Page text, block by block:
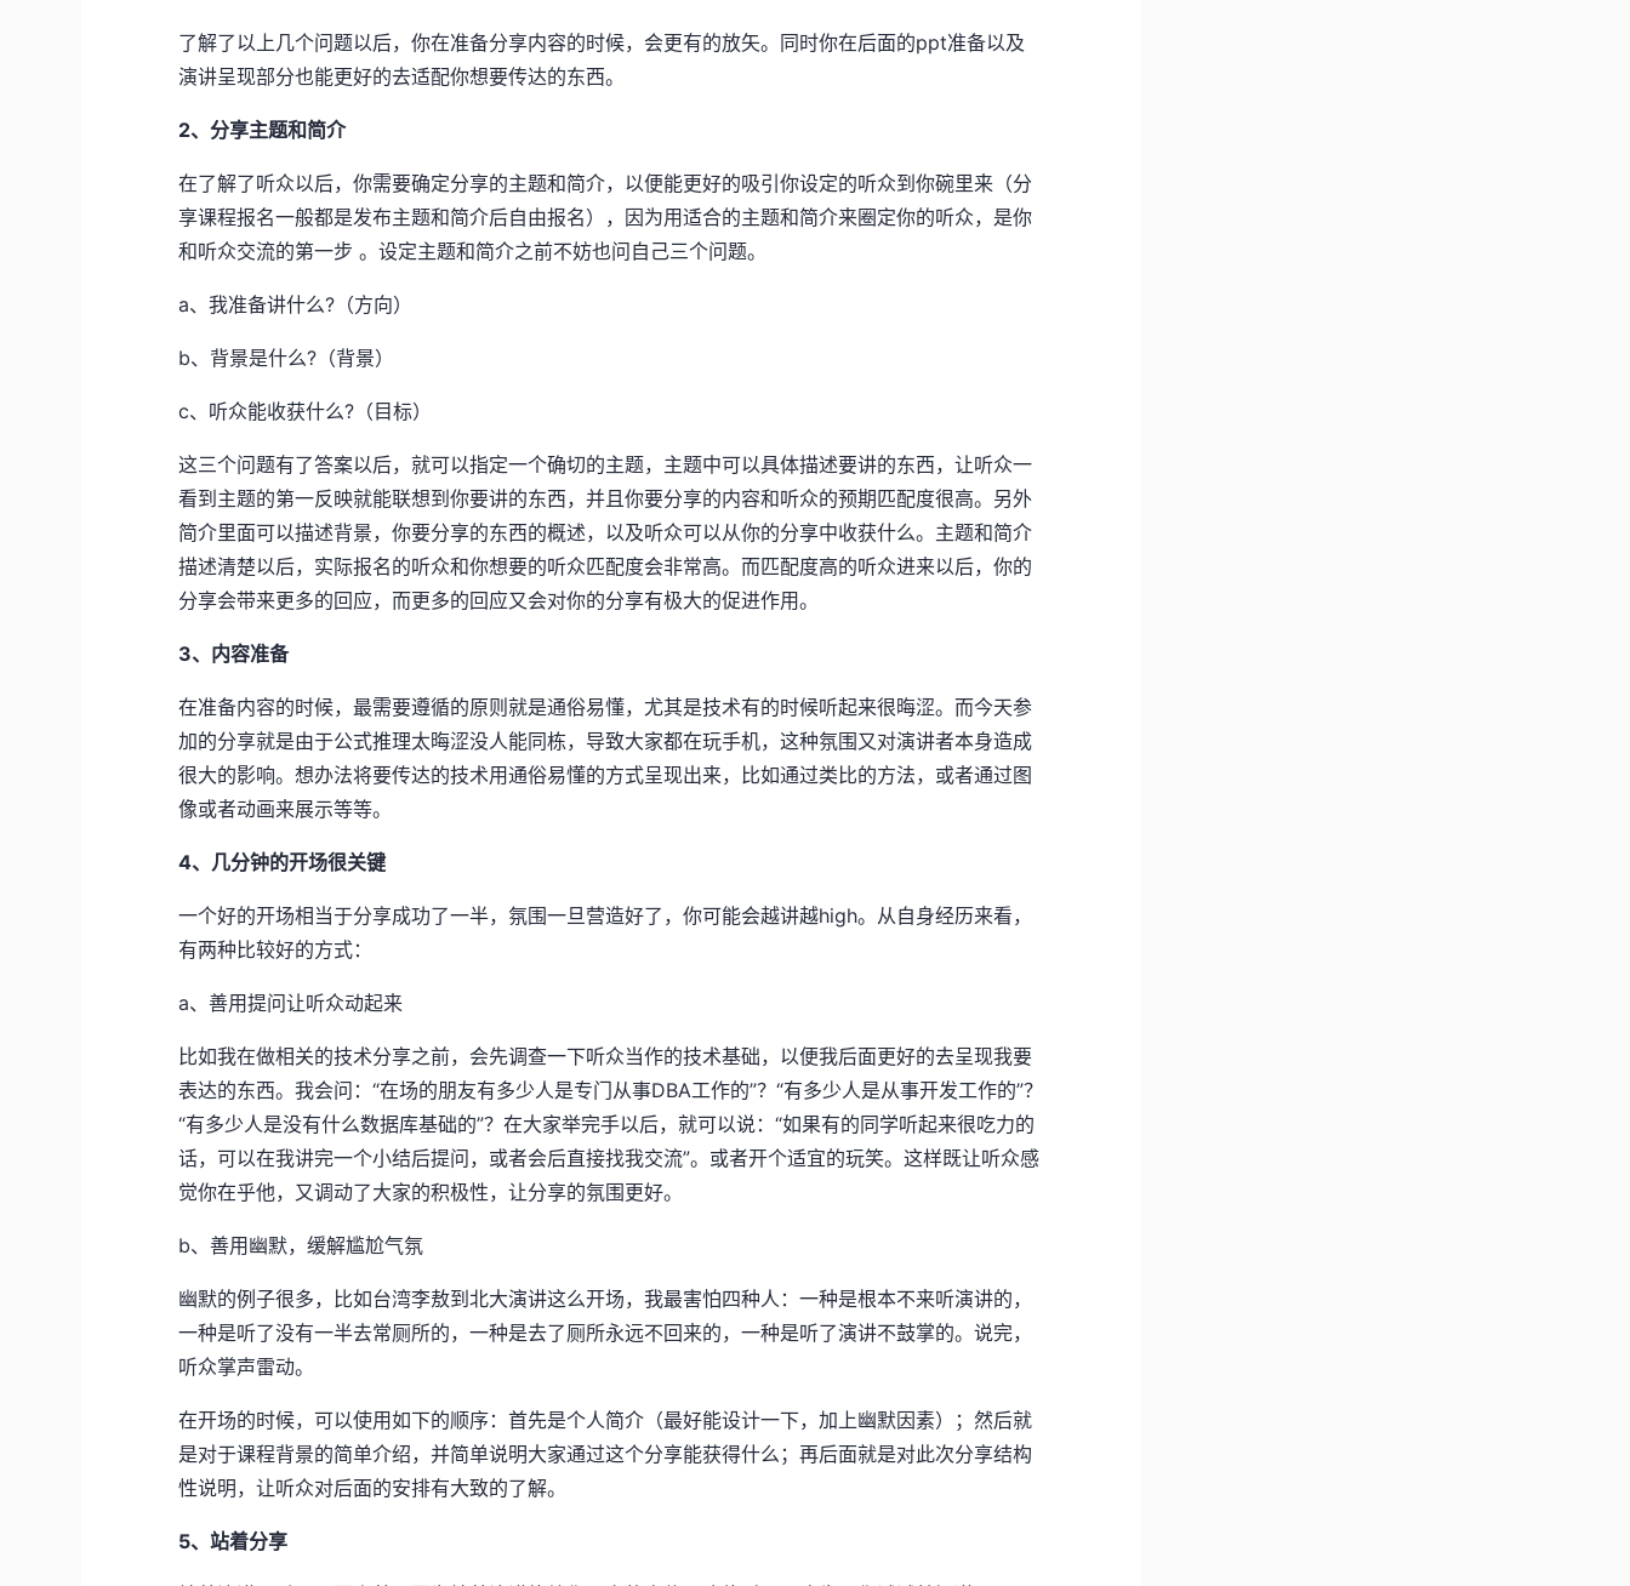
了解了以上几个问题以后，你在准备分享内容的时候，会更有的放矢。同时你在后面的ppt准备以及
演讲呈现部分也能更好的去适配你想要传达的东西。
2、分享主题和简介
在了解了听众以后，你需要确定分享的主题和简介，以便能更好的吸引你设定的听众到你碗里来（分
享课程报名一般都是发布主题和简介后自由报名），因为用适合的主题和简介来圈定你的听众，是你
和听众交流的第一步 。设定主题和简介之前不妨也问自己三个问题。
a、我准备讲什么?（方向）
b、背景是什么?（背景）
c、听众能收获什么?（目标）
这三个问题有了答案以后，就可以指定一个确切的主题，主题中可以具体描述要讲的东西，让听众一
看到主题的第一反映就能联想到你要讲的东西，并且你要分享的内容和听众的预期匹配度很高。另外
简介里面可以描述背景，你要分享的东西的概述，以及听众可以从你的分享中收获什么。主题和简介
描述清楚以后，实际报名的听众和你想要的听众匹配度会非常高。而匹配度高的听众进来以后，你的
分享会带来更多的回应，而更多的回应又会对你的分享有极大的促进作用。
3、内容准备
在准备内容的时候，最需要遵循的原则就是通俗易懂，尤其是技术有的时候听起来很晦涩。而今天参
加的分享就是由于公式推理太晦涩没人能同栋，导致大家都在玩手机，这种氛围又对演讲者本身造成
很大的影响。想办法将要传达的技术用通俗易懂的方式呈现出来，比如通过类比的方法，或者通过图
像或者动画来展示等等。
4、几分钟的开场很关键
一个好的开场相当于分享成功了一半，氛围一旦营造好了，你可能会越讲越high。从自身经历来看，
有两种比较好的方式：
a、善用提问让听众动起来
比如我在做相关的技术分享之前，会先调查一下听众当作的技术基础，以便我后面更好的去呈现我要
表达的东西。我会问：“在场的朋友有多少人是专门从事DBA工作的”？“有多少人是从事开发工作的”？
“有多少人是没有什么数据库基础的”？在大家举完手以后，就可以说：“如果有的同学听起来很吃力的
话，可以在我讲完一个小结后提问，或者会后直接找我交流”。或者开个适宜的玩笑。这样既让听众感
觉你在乎他，又调动了大家的积极性，让分享的氛围更好。
b、善用幽默，缓解尴尬气氛
幽默的例子很多，比如台湾李敖到北大演讲这么开场，我最害怕四种人：一种是根本不来听演讲的，
一种是听了没有一半去常厕所的，一种是去了厕所永远不回来的，一种是听了演讲不鼓掌的。说完，
听众掌声雷动。
在开场的时候，可以使用如下的顺序：首先是个人简介（最好能设计一下，加上幽默因素）；然后就
是对于课程背景的简单介绍，并简单说明大家通过这个分享能获得什么；再后面就是对此次分享结构
性说明，让听众对后面的安排有大致的了解。
5、站着分享